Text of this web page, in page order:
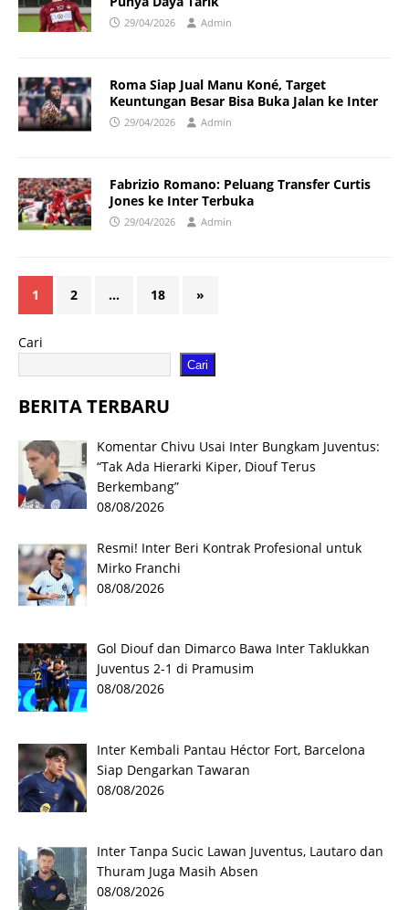
29/04/2026 Admin
Roma Siap Jual Manu Koné, Target
Keuntungan Besar Bisa Buka Jalan ke Inter
29/04/2026 Admin
Fabrizio Romano: Peluang Transfer Curtis
Jones ke Inter Terbuka
29/04/2026 Admin
1 2 … 18 »
Cari
Cari
BERITA TERBARU
Komentar Chivu Usai Inter Bungkam Juventus:
“Tak Ada Hierarki Kiper, Diouf Terus
Berkembang”
08/08/2026
Resmi! Inter Beri Kontrak Profesional untuk
Mirko Franchi
08/08/2026
Gol Diouf dan Dimarco Bawa Inter Taklukkan
Juventus 2-1 di Pramusim
08/08/2026
Inter Kembali Pantau Héctor Fort, Barcelona
Siap Dengarkan Tawaran
08/08/2026
Inter Tanpa Sucic Lawan Juventus, Lautaro dan
Thuram Juga Masih Absen
08/08/2026